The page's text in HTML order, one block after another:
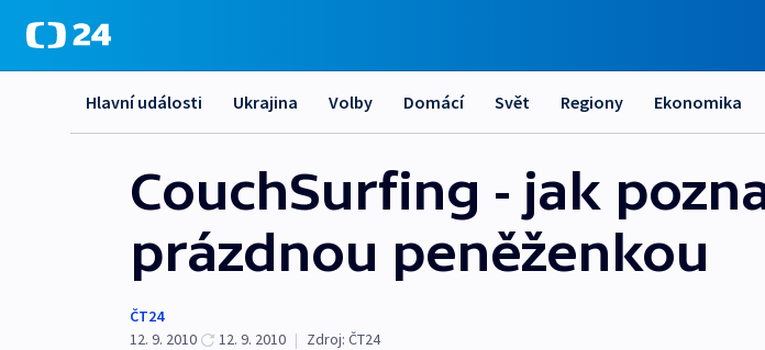
Hlavní události Ukrajina Volby Domácí Svět Regiony Ekonomika
CouchSurfing - jak
prázdnou peněženkou
ČT24
12. 9. 2010
12. 9. 2010 | Zdroj: ČT24